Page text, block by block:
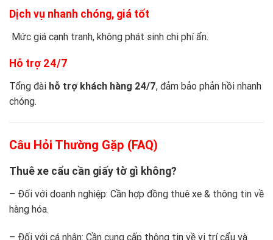
Dịch vụ nhanh chóng, giá tốt
Mức giá cạnh tranh, không phát sinh chi phí ẩn.
Hỗ trợ 24/7
Tổng đài hỗ trợ khách hàng 24/7, đảm bảo phản hồi nhanh
chóng.
Câu Hỏi Thường Gặp (FAQ)
Thuê xe cẩu cần giấy tờ gì không?
– Đối với doanh nghiệp: Cần hợp đồng thuê xe & thông tin về
hàng hóa.
– Đối với cá nhân: Cần cung cấp thông tin về vị trí cẩu và